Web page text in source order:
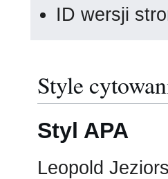
ID wersji
Style
Styl APA
Leopold